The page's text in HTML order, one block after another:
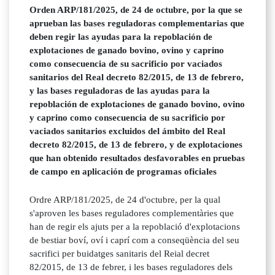
Orden ARP/181/2025, de 24 de octubre, por la que se
aprueban las bases reguladoras complementarias que
deben regir las ayudas para la repoblación de
explotaciones de ganado bovino, ovino y caprino
como consecuencia de su sacrificio por vaciados
sanitarios del Real decreto 82/2015, de 13 de febrero,
y las bases reguladoras de las ayudas para la
repoblación de explotaciones de ganado bovino, ovino
y caprino como consecuencia de su sacrificio por
vaciados sanitarios excluidos del ámbito del Real
decreto 82/2015, de 13 de febrero, y de explotaciones
que han obtenido resultados desfavorables en pruebas
de campo en aplicación de programas oficiales
Ordre ARP/181/2025, de 24 d'octubre, per la qual
s'aproven les bases reguladores complementàries que
han de regir els ajuts per a la repoblació d'explotacions
de bestiar boví, oví i caprí com a conseqüència del seu
sacrifici per buidatges sanitaris del Reial decret
82/2015, de 13 de febrer, i les bases reguladores dels